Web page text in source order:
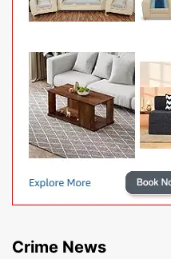
Crime News